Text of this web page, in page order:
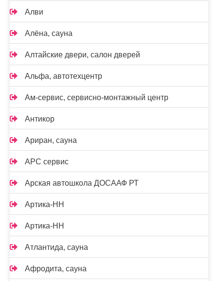
Алви
Алёна, сауна
Алтайские двери, салон дверей
Альфа, автотехцентр
Ам-сервис, сервисно-монтажный центр
Антикор
Ариран, сауна
АРС сервис
Арская автошкола ДОСААФ РТ
Артика-НН
Артика-НН
Атлантида, сауна
Афродита, сауна